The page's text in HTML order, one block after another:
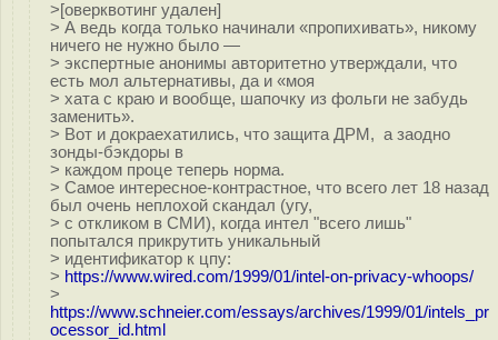
>[оверквотинг удален]
> А ведь когда только начинали «пропихивать», никому
ничего не нужно было —
> экспертные анонимы авторитетно утверждали, что
есть мол альтернативы, да и «моя
> хата с краю и вообще, шапочку из фольги не забудь
заменить».
> Вот и докраехатились, что защита ДРМ, а заодно
зонды-бэкдоры в
> каждом проце теперь норма.
> Самое интересное-контрастное, что всего лет 18 назад
был очень неплохой скандал (угу,
> с откликом в СМИ), когда интел "всего лишь"
попытался прикрутить уникальный
> идентификатор к цпу:
> https://www.wired.com/1999/01/intel-on-privacy-whoops/
>
https://www.schneier.com/essays/archives/1999/01/intels_pr
ocessor_id.html